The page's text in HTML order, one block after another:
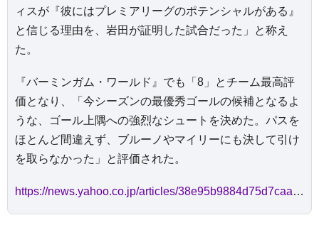
ィスが『彼にはプレミアリーグのポテンシャルがある』
と信じる理由を、岩田が証明した試合だった」と称え
た。
『バーミンガム・ワールド』でも「8」とチーム最高評
価となり、「今シーズンの最優秀ゴールの候補となるよ
うな、ゴール上隅への強烈なシュートを決めた。パスを
ほとんど間違えず、ブルーノやマイリーにも決して引け
を取らなかった」と評価された。
https://news.yahoo.co.jp/articles/38e95b9884d75d7caa740463855e080d385bf648